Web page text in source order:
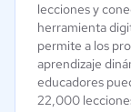
lecciones y
herramienta
permite a los
aprendizaje
educadores
22,000